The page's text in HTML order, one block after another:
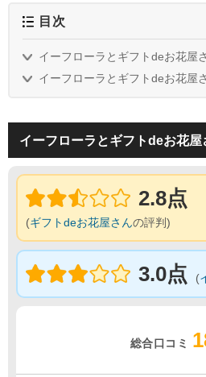
目次
イーフローラとギフトdeお花屋
イーフローラとギフトdeお花屋
イーフローラとギフトdeお花
2.8点
(ギフトdeお花屋さんの評判)
3.0点 (
総合口コミ